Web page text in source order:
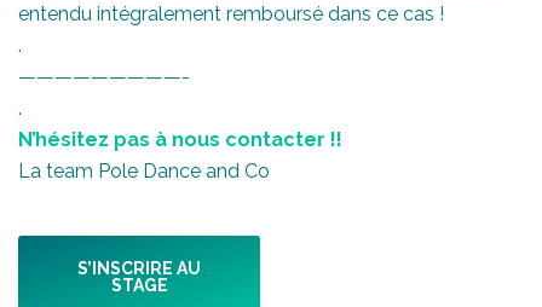
entendu intégralement remboursé dans ce cas !
.
—————————-
.
N’hésitez pas à nous contacter !!
La team Pole Dance and Co
S’INSCRIRE AU
STAGE